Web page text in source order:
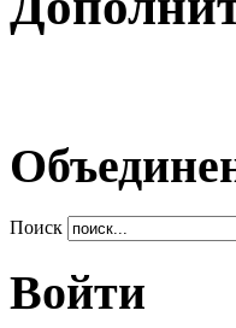
Поиск
Войти